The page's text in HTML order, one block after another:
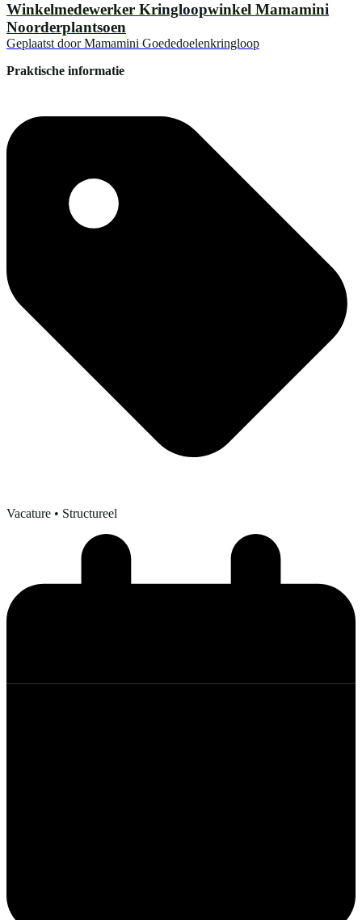
Winkelmedewerker Kringloopwinkel Mamamini
Noorderplantsoen
Geplaatst door Mamamini Goededoelenkringloop
Praktische informatie
Vacature • Structureel